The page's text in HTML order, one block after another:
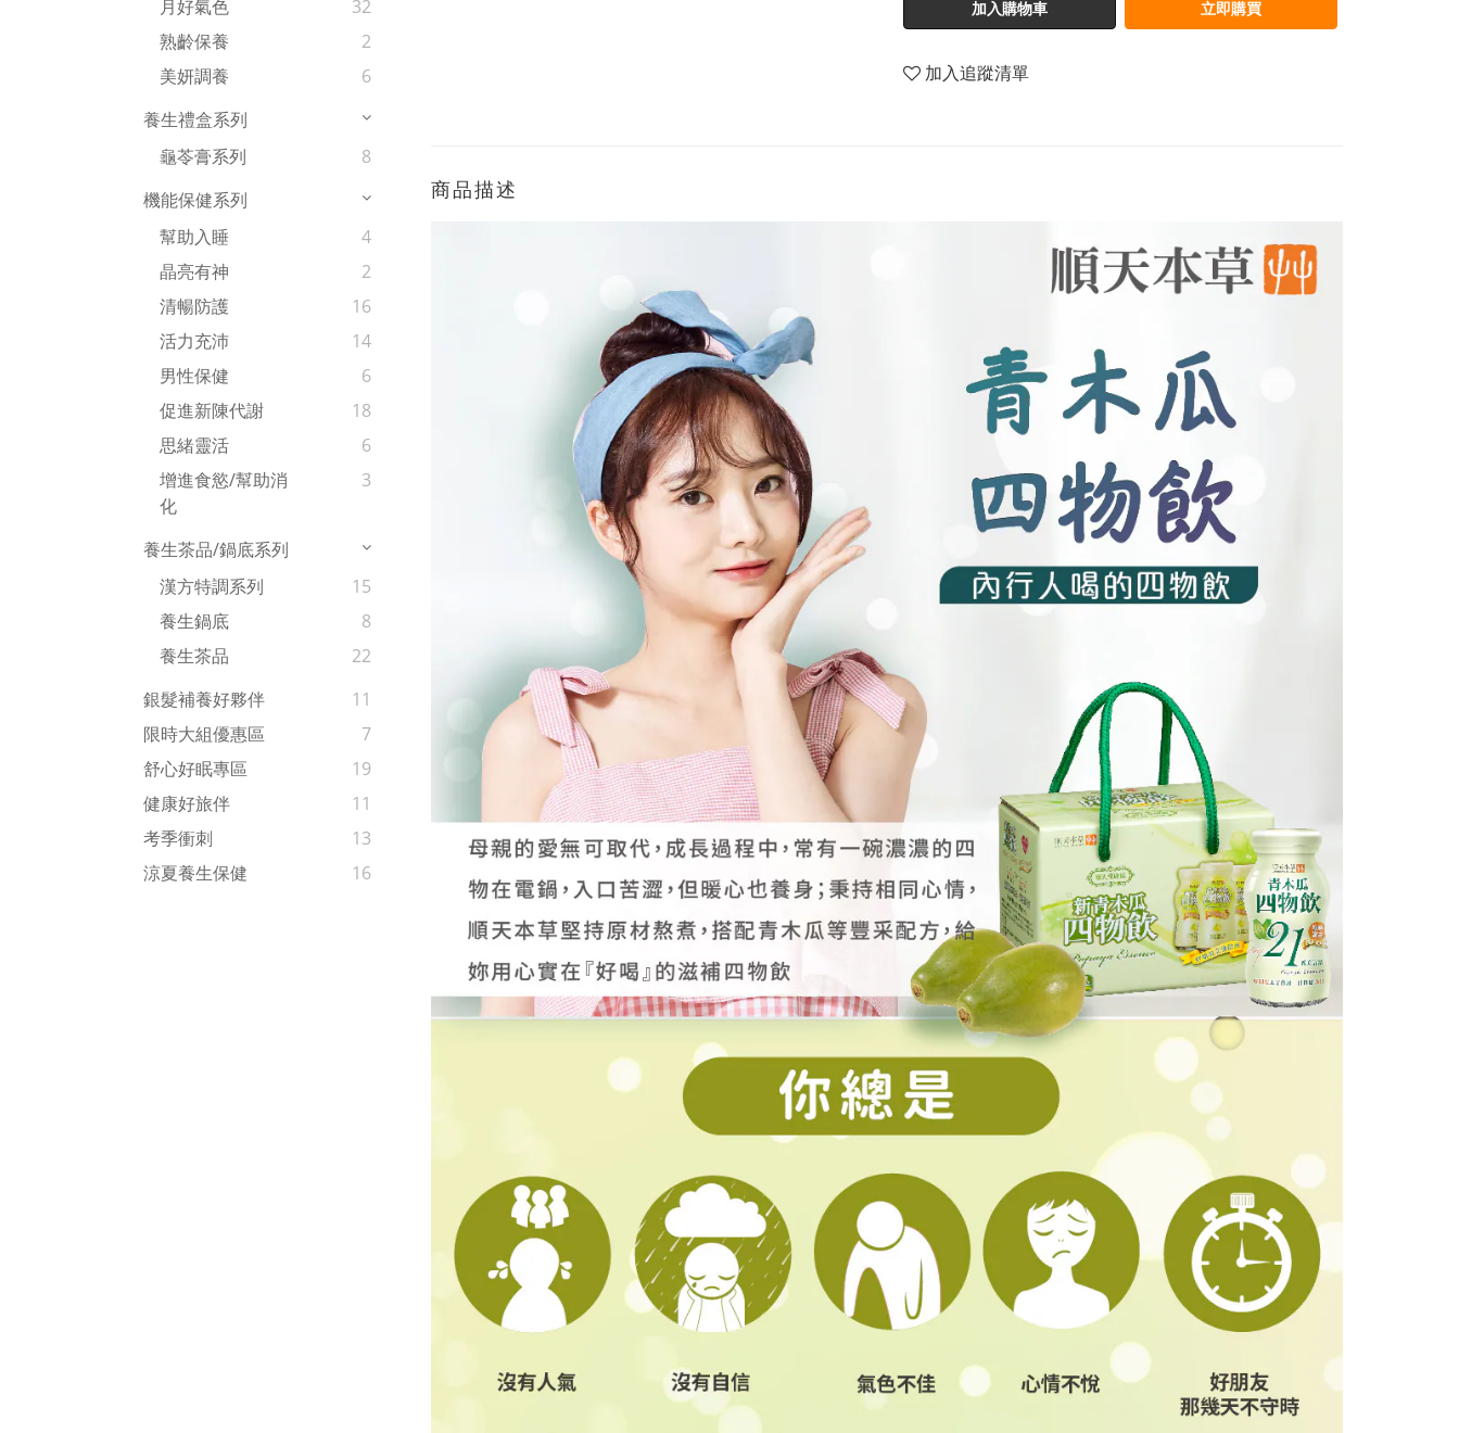
月好氣色
32
熟齡保養
2
美妍調養
6
養生禮盒系列
龜苓膏系列
8
機能保健系列
幫助入睡
4
晶亮有神
2
清暢防護
16
活力充沛
14
男性保健
6
促進新陳代謝
18
思緒靈活
6
增進食慾/幫助消
化
3
養生茶品/鍋底系列
漢方特調系列
15
養生鍋底
8
養生茶品
22
銀髮補養好夥伴
11
限時大組優惠區
7
舒心好眠專區
19
健康好旅伴
11
考季衝刺
13
涼夏養生保健
16
加入購物車 立即購買
加入追蹤清單
商品描述